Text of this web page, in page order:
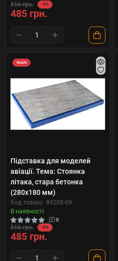
516 грн. -6%
485 грн.
Акція
Підставка для моделей
авіації. Тема: Стоянка
літака, стара бетонка
(280x180 мм)
Код товару: 89208-09
В наявності
0
516 грн. -6%
485 грн.